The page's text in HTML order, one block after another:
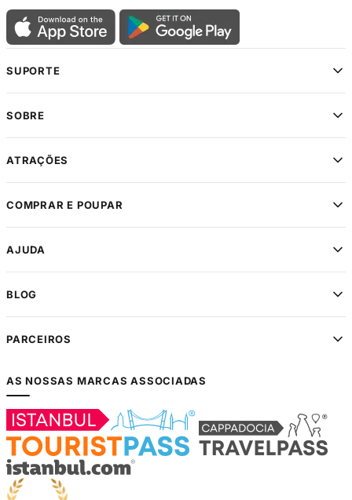
SUPORTE
SOBRE
ATRAÇÕES
COMPRAR E POUPAR
AJUDA
BLOG
PARCEIROS
AS NOSSAS MARCAS ASSOCIADAS